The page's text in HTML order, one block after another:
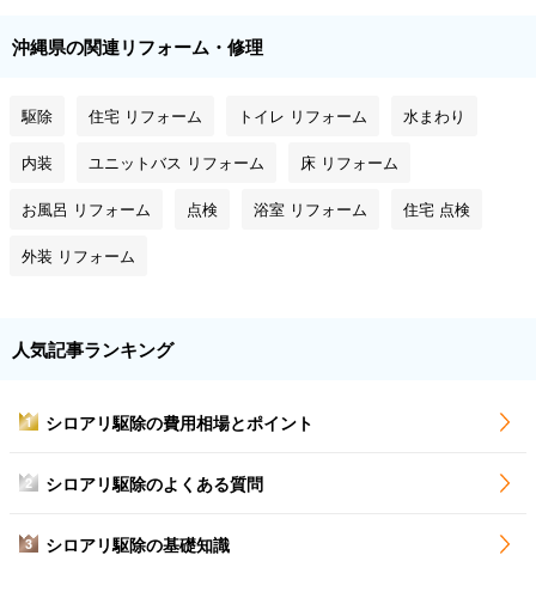
沖縄県の関連リフォーム・修理
駆除 住宅 リフォーム トイレ リフォーム 水まわり
内装 ユニットバス リフォーム 床 リフォーム
お風呂 リフォーム 点検 浴室 リフォーム 住宅 点検
外装 リフォーム
人気記事ランキング
1 シロアリ駆除の費用相場とポイント
2 シロアリ駆除のよくある質問
3 シロアリ駆除の基礎知識